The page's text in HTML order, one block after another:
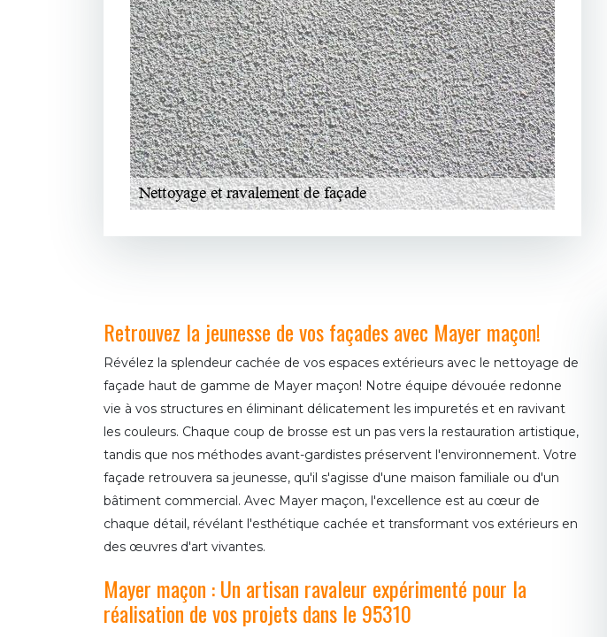
Retrouvez la jeunesse de vos façades avec Mayer maçon!
Révélez la splendeur cachée de vos espaces extérieurs avec le nettoyage de
façade haut de gamme de Mayer maçon! Notre équipe dévouée redonne
vie à vos structures en éliminant délicatement les impuretés et en ravivant
les couleurs. Chaque coup de brosse est un pas vers la restauration artistique,
tandis que nos méthodes avant-gardistes préservent l'environnement. Votre
façade retrouvera sa jeunesse, qu'il s'agisse d'une maison familiale ou d'un
bâtiment commercial. Avec Mayer maçon, l'excellence est au cœur de
chaque détail, révélant l'esthétique cachée et transformant vos extérieurs en
des œuvres d'art vivantes.
Mayer maçon : Un artisan ravaleur expérimenté pour la
réalisation de vos projets dans le 95310